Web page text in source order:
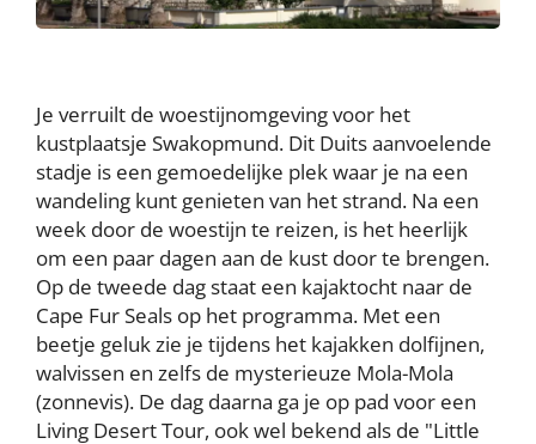
Je verruilt de woestijnomgeving voor het
kustplaatsje Swakopmund. Dit Duits aanvoelende
stadje is een gemoedelijke plek waar je na een
wandeling kunt genieten van het strand. Na een
week door de woestijn te reizen, is het heerlijk
om een paar dagen aan de kust door te brengen.
Op de tweede dag staat een kajaktocht naar de
Cape Fur Seals op het programma. Met een
beetje geluk zie je tijdens het kajakken dolfijnen,
walvissen en zelfs de mysterieuze Mola-Mola
(zonnevis). De dag daarna ga je op pad voor een
Living Desert Tour, ook wel bekend als de "Little